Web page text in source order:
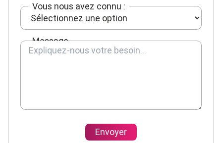
Vous nous avez connu :
Message
Envoyer